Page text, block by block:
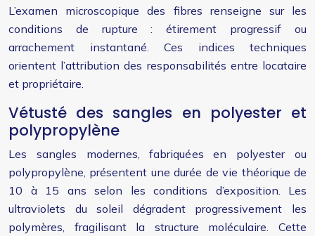
L’examen microscopique des fibres renseigne sur les
conditions de rupture : étirement progressif ou
arrachement instantané. Ces indices techniques
orientent l’attribution des responsabilités entre locataire
et propriétaire.
Vétusté des sangles en polyester et
polypropylène
Les sangles modernes, fabriquées en polyester ou
polypropylène, présentent une durée de vie théorique de
10 à 15 ans selon les conditions d’exposition. Les
ultraviolets du soleil dégradent progressivement les
polymères, fragilisant la structure moléculaire. Cette